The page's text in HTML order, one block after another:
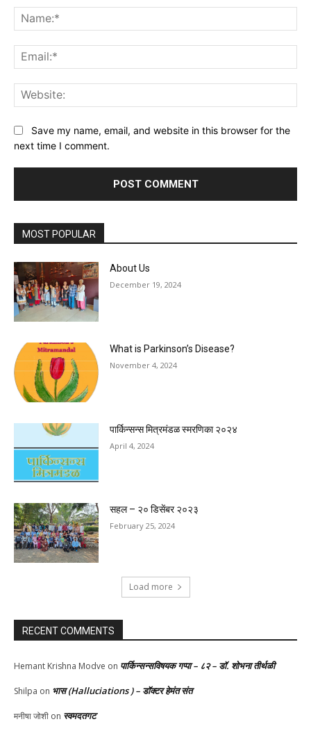
Save my name, email, and website in this browser for the
next time I comment.
MOST POPULAR
About Us
December 19, 2024
What is Parkinson’s Disease?
November 4, 2024
पार्किन्सन्स मित्रमंडळ स्मरणिका २०२४
April 4, 2024
सहल – २० डिसेंबर २०२३
February 25, 2024
Load more
RECENT COMMENTS
Hemant Krishna Modve on पार्किन्सन्सविषयक गप्पा – ८२ – डॉ. शोभना तीर्थळी
Shilpa on भास (Halluciations ) – डॉक्टर हेमंत संत
मनीषा जोशी on स्वमदतगट